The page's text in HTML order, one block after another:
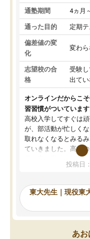
通塾期間 4ヵ月
通った目的 定期
偏差値の変
化
変わ
志望校の合
格
受験
出て
オンラインだからこ
習習慣がついています
高校入学してすぐは
が、部活動が忙しく
取れなくなるとみる
ていきました。高校
供も家に帰って勉強
応を示します。東大
れるので、親として
使える自習室とかも
ところがあれば先生
のも重宝しています。
投稿日
東大先生｜現役東
あ